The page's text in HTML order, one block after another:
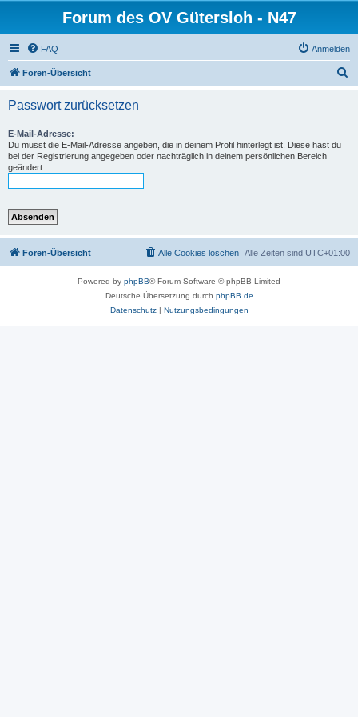
Forum des OV Gütersloh - N47
FAQ Anmelden
Foren-Übersicht
Passwort zurücksetzen
E-Mail-Adresse:
Du musst die E-Mail-Adresse angeben, die in deinem Profil hinterlegt ist. Diese hast du
bei der Registrierung angegeben oder nachträglich in deinem persönlichen Bereich
geändert.
Foren-Übersicht Alle Zeiten sind UTC+01:00
Alle Cookies löschen
Powered by phpBB® Forum Software © phpBB Limited
Deutsche Übersetzung durch phpBB.de
Datenschutz| Nutzungsbedingungen